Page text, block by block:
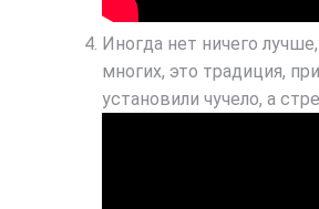
Иногда нет ничего
многих, это традиция,
установили чучело, а